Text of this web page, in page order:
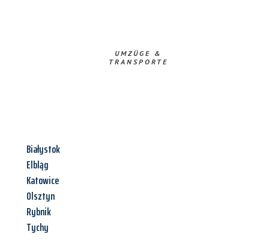
UMZÜGE &
TRANSPORTE
Białystok
Elbląg
Katowice
Olsztyn
Rybnik
Tychy